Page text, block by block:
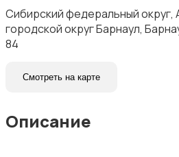
Сибирский федеральный округ,
городской округ Барнаул,
84
Смотреть на карте
Описание